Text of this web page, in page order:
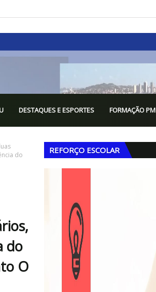
DESTAQUES E ESPORTES FORMAÇÃO PM
do
do
O
REFORÇO ESCOLAR